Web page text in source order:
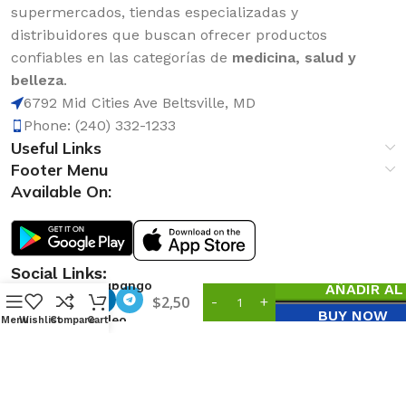
supermercados, tiendas especializadas y
distribuidores que buscan ofrecer productos
confiables en las categorías de medicina, salud y
belleza.
6792 Mid Cities Ave Beltsville, MD
Phone: (240) 332-1233
Useful Links
Footer Menu
Available On:
Social Links:
Té de
Nutriabango
con
Propóleo
$2,50
AÑADIR AL
BUY NOW
MenuWishlistCompare
0
Cart